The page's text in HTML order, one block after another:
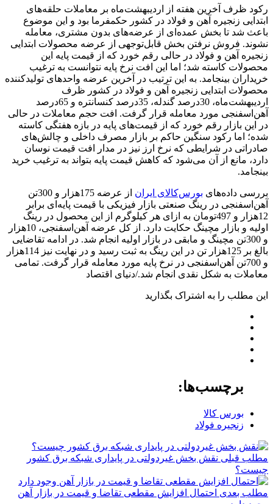
رکود ظرف آخرین هفته از اردیبهشت‌ماه بر معاملات حلقه‌‌‌های
ابتدایی زنجیره آهن و فولاد در کشور حکمفرما بود و این موضوع
باعث شد تا بخش عمده‌‌‌ای از عرضه‌‌‌های بدون مشتری، معامله
نشوند. فروش نرفتن بخش قابل‌توجهی از عرضه محصولات ابتدایی
زنجیره آهن و فولاد در حالی رقم خورد که از قیمت پایه این
محصولات کاسته شد؛ اما این افت نرخ پایه نتوانست به ترغیب
خریداران بینجامد. به این ترتیب در آخرین عرضه واحدهای تولیدکننده
محصولات ابتدایی زنجیره آهن و فولاد در کشور ظرف
اردیبهشت‌ماه، 30‌درصد گندله، 35درصد کنسانتره و 65درصد
آهن‌‌‌اسفنجی مورد معامله قرار گرفت. افت حجم معاملات در حالی
در این بازار رقم خورد که از قیمت‌های پایه در بازه هفتگی کاسته
شده؛ اما رکود سنگین حاکم بر بازار مصرف داخلی و چالش‌‌‌های
صادراتی در شرایطی که نرخ ارز نیز در مدار افت قیمت نوسان
دارد، مانع از آن می‌شود که کاهش قیمت پایه بتواند به ترغیب خرید
بینجامد.
بررسی داده‌‌‌های بورس‌کالای ایران
از عرضه 175‌هزار و 300تن
آهن‌‌‌اسفنجی در رینگ صنعتی بازار فیزیکی با قیمت پایه‌‌‌ای برابر
12‌هزار و 497تومان به ازای هر کیلوگرم از این محصول در رینگ
اولیه و بازار مچینگ حکایت دارد. از کل عرضه آهن‌‌‌اسفنجی، 10‌هزار
و 300تن مچینگ و مابقی در بازار اولیه انجام شد. در ادامه تقاضایی
بالغ بر 125‌هزار تن در این رینگ به ثبت رسید و در نهایت نیز 114‌هزار
و 700تن آهن‌‌‌اسفنجی در نرخ پایه مورد معامله قرار گرفت. تمامی
معاملات به شکل نقدی انجام شد./دنیای اقتصاد
این مطلب را به اشتراک بگذارید
برچسب‌ها:
بورس کالا
زنجیره فولاد
مطلب قبلی نقش‌ بخش غیردولتی در پایداری شبکه برق کشور
چیست؟
مطلب بعدی احتمال افزایش مقطعی تقاضا و قیمت در بازار آهن